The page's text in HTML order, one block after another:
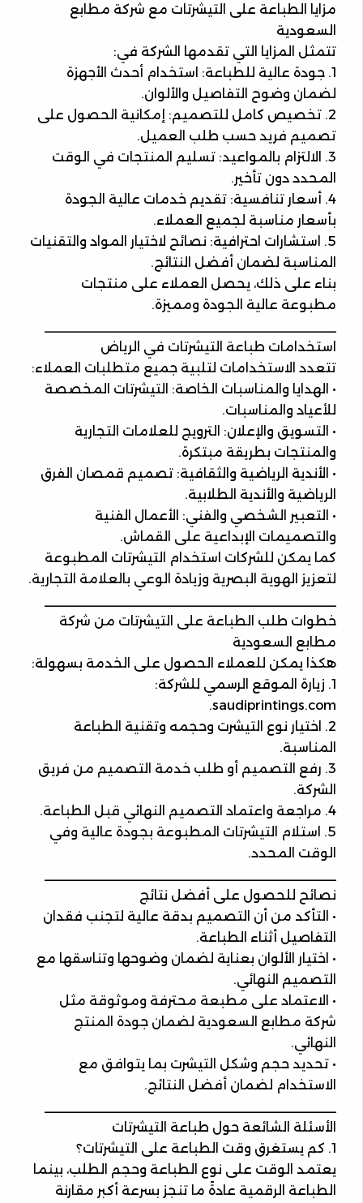
مزايا الطباعة على التيشرتات مع شركة مطابع
السعودية
تتمثل المزايا التي تقدمها الشركة في:
1. جودة عالية للطباعة: استخدام أحدث الأجهزة
لضمان وضوح التفاصيل والألوان.
2. تخصيص كامل للتصميم: إمكانية الحصول على
تصميم فريد حسب طلب العميل.
3. الالتزام بالمواعيد: تسليم المنتجات في الوقت
المحدد دون تأخير.
4. أسعار تنافسية: تقديم خدمات عالية الجودة
بأسعار مناسبة لجميع العملاء.
5. استشارات احترافية: نصائح لاختيار المواد والتقنيات
المناسبة لضمان أفضل النتائج.
بناء على ذلك، يحصل العملاء على منتجات
مطبوعة عالية الجودة ومميزة.
استخدامات طباعة التيشرتات في الرياض
تتعدد الاستخدامات لتلبية جميع متطلبات العملاء:
• الهدايا والمناسبات الخاصة: التيشرتات المخصصة
للأعياد والمناسبات.
• التسويق والإعلان: الترويج للعلامات التجارية
والمنتجات بطريقة مبتكرة.
• الأندية الرياضية والثقافية: تصميم قمصان الفرق
الرياضية والأندية الطلابية.
• التعبير الشخصي والفني: الأعمال الفنية
والتصميمات الإبداعية على القماش.
كما يمكن للشركات استخدام التيشرتات المطبوعة
لتعزيز الهوية البصرية وزيادة الوعي بالعلامة التجارية.
خطوات طلب الطباعة على التيشرتات من شركة
مطابع السعودية
هكذا يمكن للعملاء الحصول على الخدمة بسهولة:
1. زيارة الموقع الرسمي للشركة:
saudiprintings.com.
2. اختيار نوع التيشرت وحجمه وتقنية الطباعة
المناسبة.
3. رفع التصميم أو طلب خدمة التصميم من فريق
الشركة.
4. مراجعة واعتماد التصميم النهائي قبل الطباعة.
5. استلام التيشرتات المطبوعة بجودة عالية وفي
الوقت المحدد.
نصائح للحصول على أفضل نتائج
• التأكد من أن التصميم بدقة عالية لتجنب فقدان
التفاصيل أثناء الطباعة.
• اختيار الألوان بعناية لضمان وضوحها وتناسقها مع
التصميم النهائي.
• الاعتماد على مطبعة محترفة وموثوقة مثل
شركة مطابع السعودية لضمان جودة المنتج
النهائي.
• تحديد حجم وشكل التيشرت بما يتوافق مع
الاستخدام لضمان أفضل النتائج.
الأسئلة الشائعة حول طباعة التيشرتات
1. كم يستغرق وقت الطباعة على التيشرتات؟
يعتمد الوقت على نوع الطباعة وحجم الطلب، بينما
الطباعة الرقمية عادةً ما تنجز بسرعة أكبر مقارنة